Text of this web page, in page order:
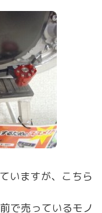
いますが、こちら
で売っているモノ